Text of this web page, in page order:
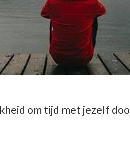
om tijd met jezelf